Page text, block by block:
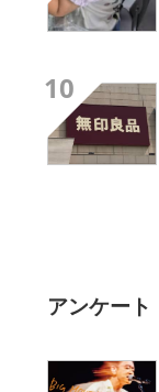
10
アンケート